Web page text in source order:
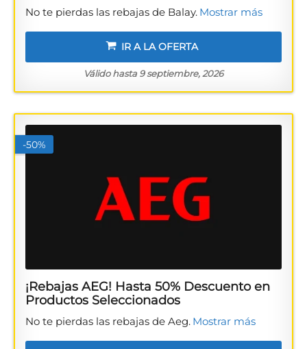
No te pierdas las rebajas de Balay. Mostrar más
IR A LA OFERTA
Válido hasta 9 septiembre, 2026
-50%
¡Rebajas AEG! Hasta 50% Descuento en
Productos Seleccionados
No te pierdas las rebajas de Aeg. Mostrar más